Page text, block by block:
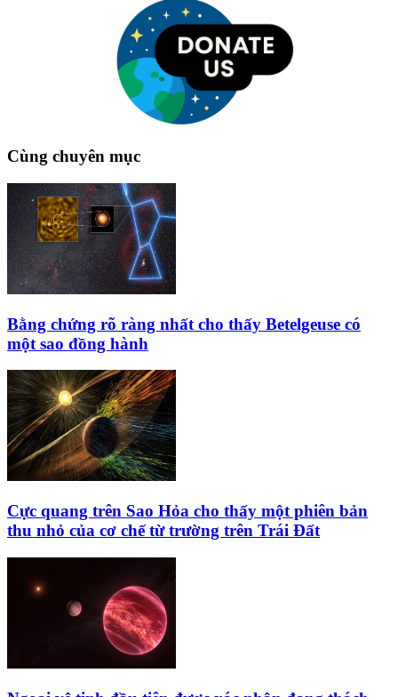
Cùng chuyên mục
Bằng chứng rõ ràng nhất cho thấy Betelgeuse có
một sao đồng hành
Cực quang trên Sao Hỏa cho thấy một phiên bản
thu nhỏ của cơ chế từ trường trên Trái Đất